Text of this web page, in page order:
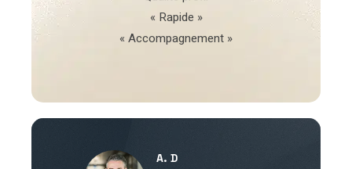
« Rapide »
« Accompagnement »
A. D